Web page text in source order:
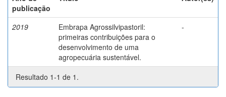
publicação
2019
Embrapa Agrossilvipastoril:
primeiras contribuições para o
desenvolvimento de uma
agropecuária sustentável.
-
Resultado 1-1 de 1.